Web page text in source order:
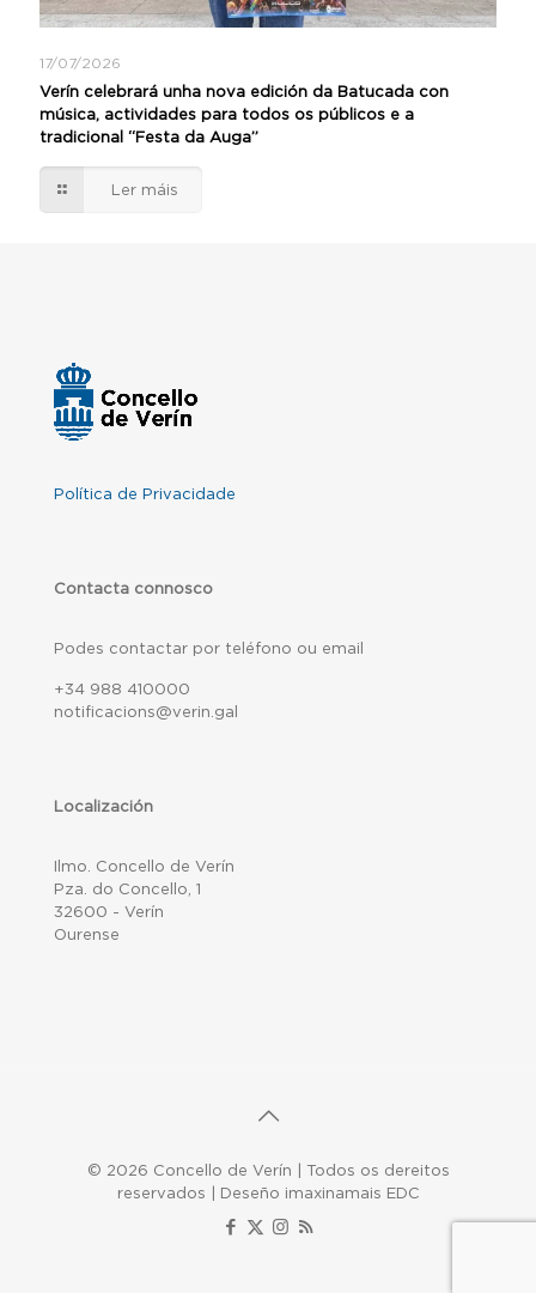
17/07/2026
Verín celebrará unha nova edición da Batucada con
música, actividades para todos os públicos e a
tradicional “Festa da Auga”
Ler máis
Política de Privacidade
Contacta connosco
Podes contactar por teléfono ou email
+34 988 410000
notificacions@verin.gal
Localización
Ilmo. Concello de Verín
Pza. do Concello, 1
32600 - Verín
Ourense
© 2026 Concello de Verín | Todos os dereitos
reservados | Deseño imaxinamais EDC